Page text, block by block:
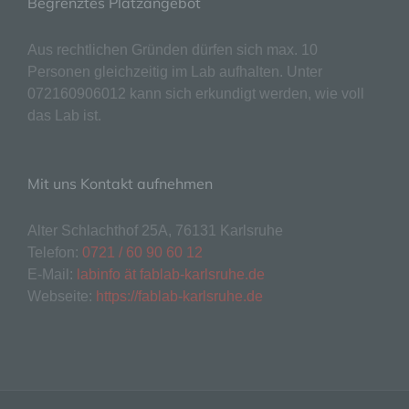
Aus rechtlichen Gründen dürfen sich max. 10
Personen gleichzeitig im Lab aufhalten. Unter
072160906012 kann sich erkundigt werden, wie voll
das Lab ist.
Mit uns Kontakt aufnehmen
Alter Schlachthof 25A, 76131 Karlsruhe
Telefon: 0721 / 60 90 60 12
E-Mail: labinfo ät fablab-karlsruhe.de
Webseite: https://fablab-karlsruhe.de
unsere Kunden und Geschäftspartner einfach
gewährleisten, möchten wir vorab die verwendeten
Begrifflichkeiten erläutern.
Wir verwenden in dieser Datenschutzerklärung
unter anderem die folgenden Begriffe:
Informationen, die sich auf eine identifizierte
Folgenden „betroffene Person") beziehen.
Als identifizierbar wird eine natürliche
Person angesehen, die direkt oder indirekt,
insbesondere mittels Zuordnung zu einer
Kennung wie einem Namen, zu einer